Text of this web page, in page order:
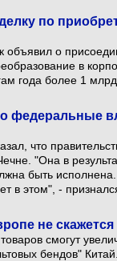
по
объявил о
в
года более 1
федеральные
что
"Она в
быть
в этом", -
не
смогут
бендов"